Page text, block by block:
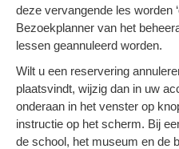
deze vervangende les worden
Bezoekplanner van het
lessen geannuleerd worden.
Wilt u een reservering
plaatsvindt, wijzig dan in uw
onderaan in het venster op
instructie op het scherm. Bij
de school, het museum en de